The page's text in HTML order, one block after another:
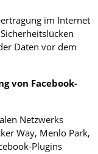
im Internet
Daten vor dem
von Facebook-
Netzwerks
Way, Menlo Park,
Plugins